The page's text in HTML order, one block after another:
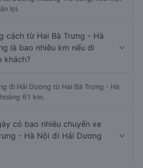
lợi.
cách từ Hai Bà Trưng - Hà
là bao nhiêu km nếu di
khách?
đi Hải Dương từ Hai Bà Trưng - Hà
61 km.
có bao nhiêu chuyến xe
- Hà Nội đi Hải Dương